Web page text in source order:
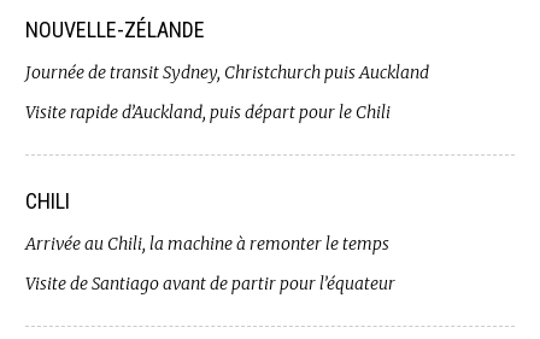
NOUVELLE-ZÉLANDE
Journée de transit Sydney, Christchurch puis Auckland
Visite rapide d’Auckland, puis départ pour le Chili
CHILI
Arrivée au Chili, la machine à remonter le temps
Visite de Santiago avant de partir pour l’équateur